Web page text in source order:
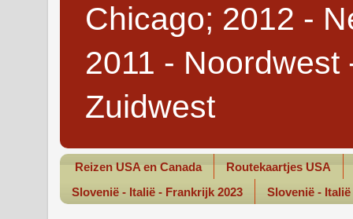
Chicago; 2012 -
2011 - Noordwest
Zuidwest
Reizen USA en Canada
Routekaartjes USA
Slovenië - Italië - Frankrijk 2023
Slovenië -